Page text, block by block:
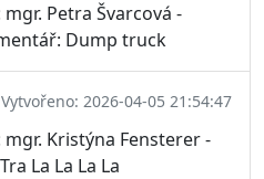
Petra Švarcová -
Dump truck
Vytvořeno: 2026-04-05 21:54:47
Kristýna Fensterer -
La La La La